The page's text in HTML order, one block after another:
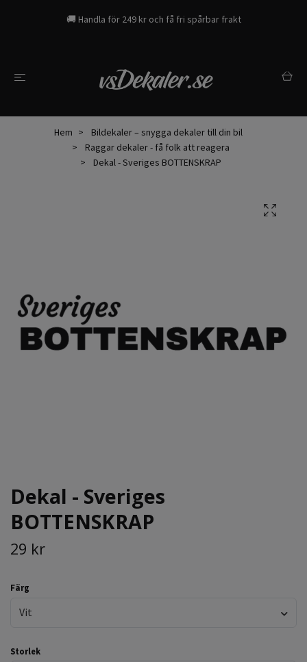
🚚 Handla för 249 kr och få fri spårbar frakt
Hem
Bildekaler – snygga dekaler till din bil
Raggar dekaler - få folk att reagera
Dekal - Sveriges BOTTENSKRAP
Dekal - Sveriges
BOTTENSKRAP
29 kr
Färg
Vit
Storlek